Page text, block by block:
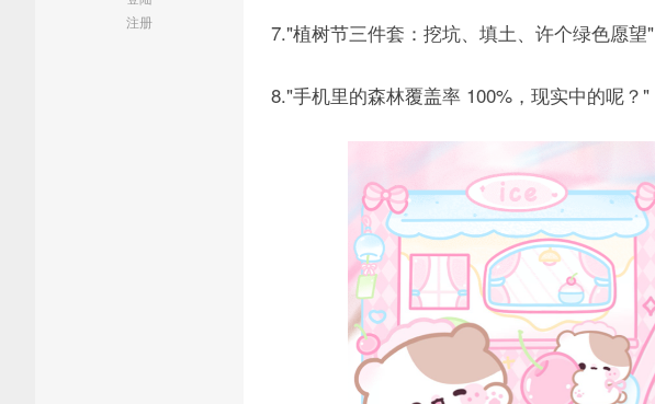
注册
7."植树节三件套：挖坑、填土、许个绿色愿望"
8."手机里的森林覆盖率 100%，现实中的呢？"